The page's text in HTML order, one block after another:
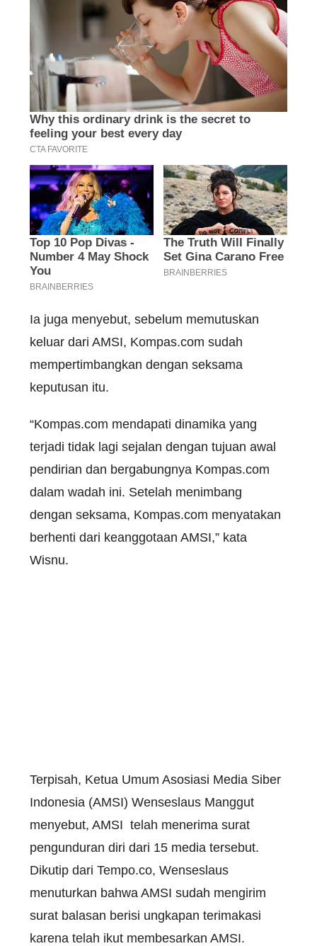
Ia juga menyebut, sebelum memutuskan
keluar dari AMSI, Kompas.com sudah
mempertimbangkan dengan seksama
keputusan itu.
“Kompas.com mendapati dinamika yang
terjadi tidak lagi sejalan dengan tujuan awal
pendirian dan bergabungnya Kompas.com
dalam wadah ini. Setelah menimbang
dengan seksama, Kompas.com menyatakan
berhenti dari keanggotaan AMSI,” kata
Wisnu.
Terpisah, Ketua Umum Asosiasi Media Siber
Indonesia (AMSI) Wenseslaus Manggut
menyebut, AMSI telah menerima surat
pengunduran diri dari 15 media tersebut.
Dikutip dari Tempo.co, Wenseslaus
menuturkan bahwa AMSI sudah mengirim
surat balasan berisi ungkapan terimakasi
karena telah ikut membesarkan AMSI.